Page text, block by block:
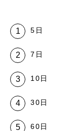
5日
7日
10日
30日
60日